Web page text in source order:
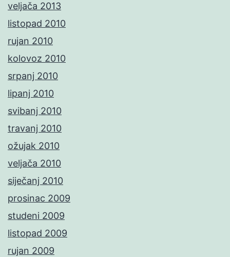
veljača 2013
listopad 2010
rujan 2010
kolovoz 2010
srpanj 2010
lipanj 2010
svibanj 2010
travanj 2010
ožujak 2010
veljača 2010
siječanj 2010
prosinac 2009
studeni 2009
listopad 2009
rujan 2009